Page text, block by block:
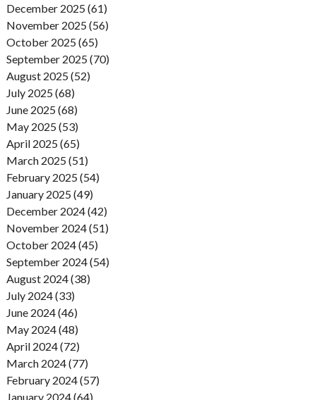
December 2025 (61)
November 2025 (56)
October 2025 (65)
September 2025 (70)
August 2025 (52)
July 2025 (68)
June 2025 (68)
May 2025 (53)
April 2025 (65)
March 2025 (51)
February 2025 (54)
January 2025 (49)
December 2024 (42)
November 2024 (51)
October 2024 (45)
September 2024 (54)
August 2024 (38)
July 2024 (33)
June 2024 (46)
May 2024 (48)
April 2024 (72)
March 2024 (77)
February 2024 (57)
January 2024 (64)